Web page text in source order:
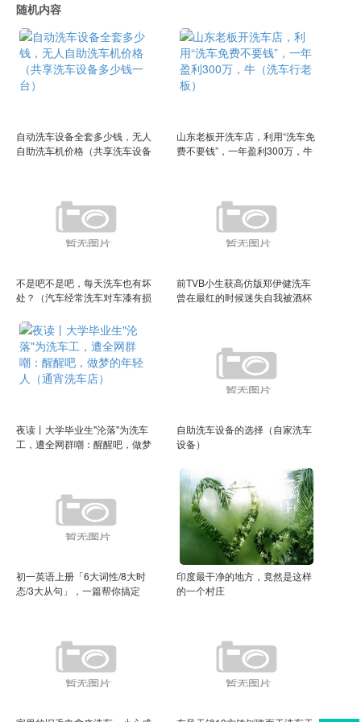
随机内容
自动洗车设备全套多少钱，无人
自助洗车机价格（共享洗车设备
山东老板开洗车店，利用“洗车免
费不要钱”，一年盈利300万，牛
不是吧不是吧，每天洗车也有坏
处？（汽车经常洗车对车漆有损
前TVB小生获高仿版郑伊健洗车
曾在最红的时候迷失自我被酒杯
夜读丨大学毕业生"沦落"为洗车
工，遭全网群嘲：醒醒吧，做梦
自助洗车设备的选择（自家洗车
设备）
初一英语上册「6大词性/8大时
态/3大从句」，一篇帮你搞定
印度最干净的地方，竟然是这样
的一个村庄